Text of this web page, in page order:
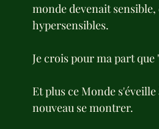
monde devenait
hypersensibles.
Je crois pour ma part
Et plus ce Monde
nouveau se montrer.